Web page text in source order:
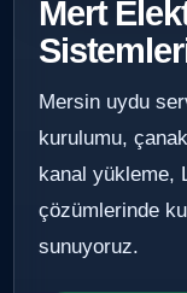
Mert
Mersin uydu
kurulumu,
kanal yükleme,
çözümlerinde
sunuyoruz.